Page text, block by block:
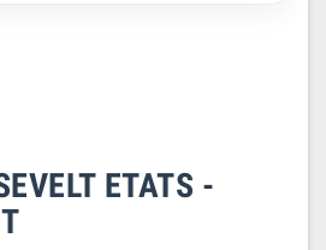
ETATS -